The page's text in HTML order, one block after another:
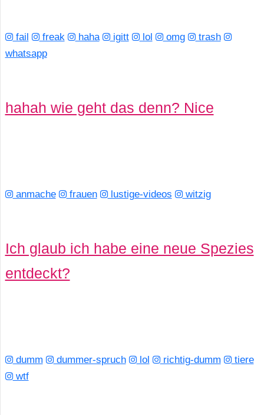
fail freak haha igitt lol omg
trash
whatsapp
hahah wie geht das denn? Nice
anmache frauen lustige-videos witzig
Ich glaub ich habe eine neue Spezies
entdeckt?
dumm dummer-spruch lol richtig-dumm
tiere
wtf